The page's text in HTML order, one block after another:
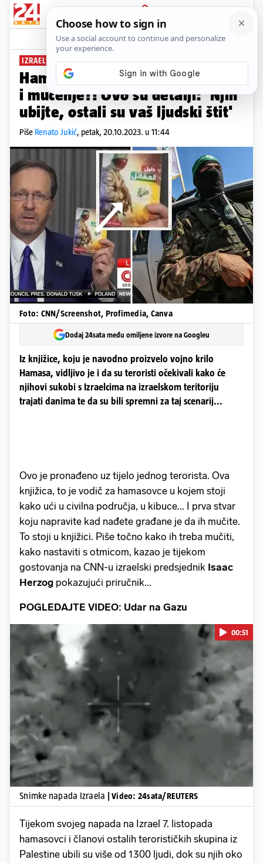
PRIJAVA
News Komentari
IZRAELSKI PREDSJEDNIK POKAZAO PRIMJERAK
Hamasovci imali vodič za otmicu
i mučenje?! Ovo su detalji: 'Njih
ubijte, ostali su vaš ljudski štit'
Piše Renato Jukić, petak, 20.10.2023. u 11:44
Foto: CNN/Screenshot, Profimedia, Canva
Dodaj 24sata među omiljene izvore na Googleu
Iz knjižice, koju je navodno proizvelo vojno krilo
Hamasa, vidljivo je i da su teroristi očekivali kako će
njihovi sukobi s Izraelcima na izraelskom teritoriju
trajati danima te da su bili spremni za taj scenarij...
Ovo je pronađeno uz tijelo jednog terorista. Ova
knjižica, to je vodič za hamasovce u kojem stoji
kako ući u civilna područja, u kibuce... I prva stvar
koju napravite kad nađete građane je da ih mučite.
To stoji u knjižici. Piše točno kako ih treba mučiti,
kako nastaviti s otmicom, kazao je tijekom
gostovanja na CNN-u izraelski predsjednik Isaac
Herzog pokazujući priručnik...
POGLEDAJTE VIDEO: Udar na Gazu
Pokretanje videa...
00:51
Snimke napada Izraela | Video: 24sata/REUTERS
Tijekom svojeg napada na Izrael 7. listopada
hamasovci i članovi ostalih terorističkih skupina iz
Palestine ubili su više od 1300 ljudi, dok su njih oko